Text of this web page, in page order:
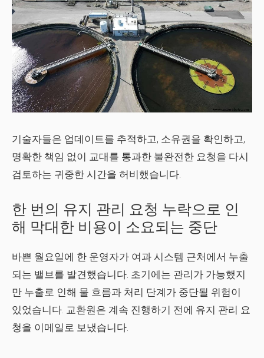
기술자들은 업데이트를 추적하고, 소유권을 확인하고,
명확한 책임 없이 교대를 통과한 불완전한 요청을 다시
검토하는 귀중한 시간을 허비했습니다.
한 번의 유지 관리 요청 누락으로 인
해 막대한 비용이 소요되는 중단
바쁜 월요일에 한 운영자가 여과 시스템 근처에서 누출
되는 밸브를 발견했습니다. 초기에는 관리가 가능했지
만 누출로 인해 물 흐름과 처리 단계가 중단될 위험이
있었습니다. 교환원은 계속 진행하기 전에 유지 관리 요
청을 이메일로 보냈습니다.